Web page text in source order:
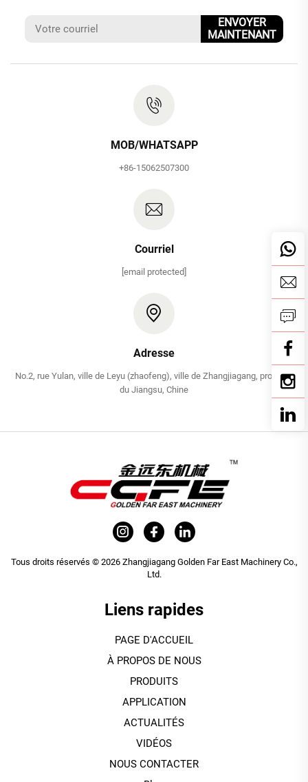
ENVOYER
MAINTENANT
MOB/WHATSAPP
+86-15062507300
Courriel
[email protected]
Adresse
No.2, rue Yulan, ville de Leyu (zhaofeng), ville de Zhangjiagang, province
du Jiangsu, Chine
Tous droits réservés © 2026 Zhangjiagang Golden Far East Machinery Co.,
Ltd.
Liens rapides
PAGE D'ACCUEIL
À PROPOS DE NOUS
PRODUITS
APPLICATION
ACTUALITÉS
VIDÉOS
NOUS CONTACTER